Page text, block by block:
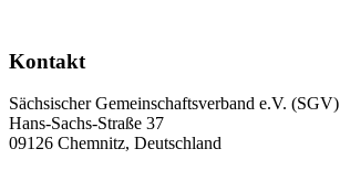
Kontakt
Sächsischer Gemeinschaftsverband e.V. (SGV)
Hans-Sachs-Straße 37
09126 Chemnitz, Deutschland